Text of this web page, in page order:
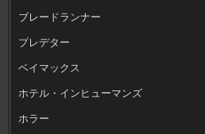
ブレードランナー
プレデター
ベイマックス
ホテル・インヒューマンズ
ホラー